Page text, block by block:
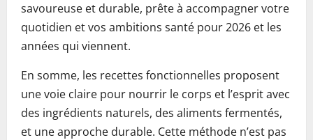
savoureuse et durable, prête à accompagner votre
quotidien et vos ambitions santé pour 2026 et les
années qui viennent.
En somme, les recettes fonctionnelles proposent
une voie claire pour nourrir le corps et l’esprit avec
des ingrédients naturels, des aliments fermentés,
et une approche durable. Cette méthode n’est pas